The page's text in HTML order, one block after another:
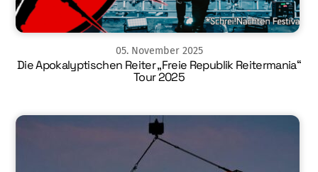
05. November 2025
Die Apokalyptischen Reiter „Freie Republik Reitermania“
Tour 2025